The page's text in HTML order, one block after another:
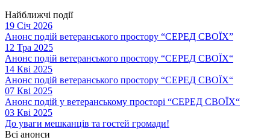
Найближчі події
19 Січ 2026
Анонс подій ветеранського простору “СЕРЕД СВОЇХ”
12 Тра 2025
Анонс подій ветеранського простору “СЕРЕД СВОЇХ“
14 Кві 2025
Анонс подій ветеранського простору “СЕРЕД СВОЇХ“
07 Кві 2025
Анонс подій у ветеранському просторі “СЕРЕД СВОЇХ“
03 Кві 2025
До уваги мешканців та гостей громади!
Всі анонси